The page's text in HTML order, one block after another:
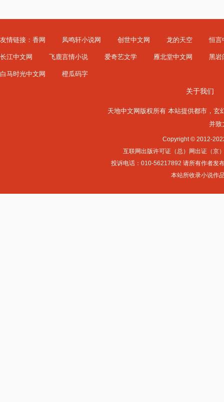
友情链接： 香网 凤鸣轩小说网 创世中文网 龙的天空 恒言
长江中文网 飞鹿言情小说 爱奇艺文学 雁北堂中文网 黑岩
白马时光中文网 橙瓜码字
关于我们
天地中文网版权所有 本站提供都市， 玄
并致
Copyright © 2012-
互联网出版许可证（总）网出证（京
投诉电话：010-56217892 请所有作者发
本站所收录小说作